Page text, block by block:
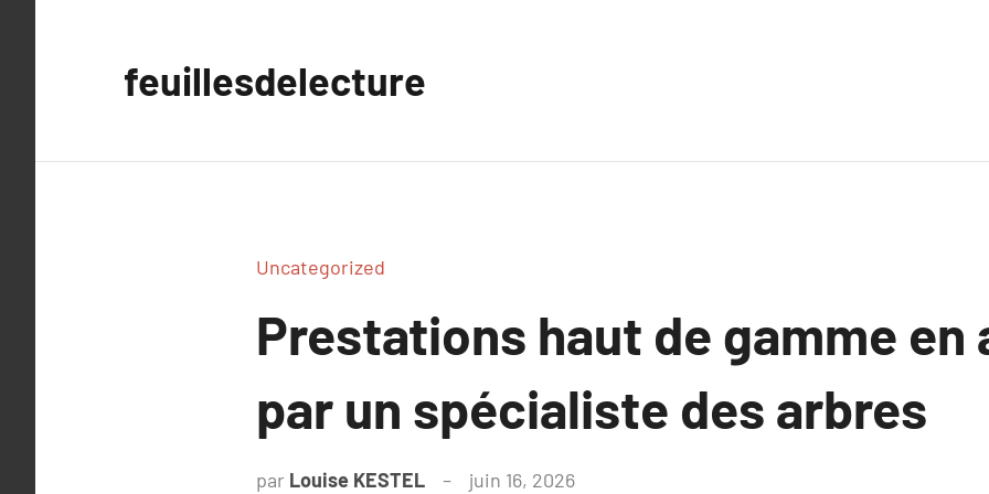
feuillesdelecture
Uncategorized
Prestations haut de gamme en
par un spécialiste des arbres
par Louise KESTEL juin 16, 2026